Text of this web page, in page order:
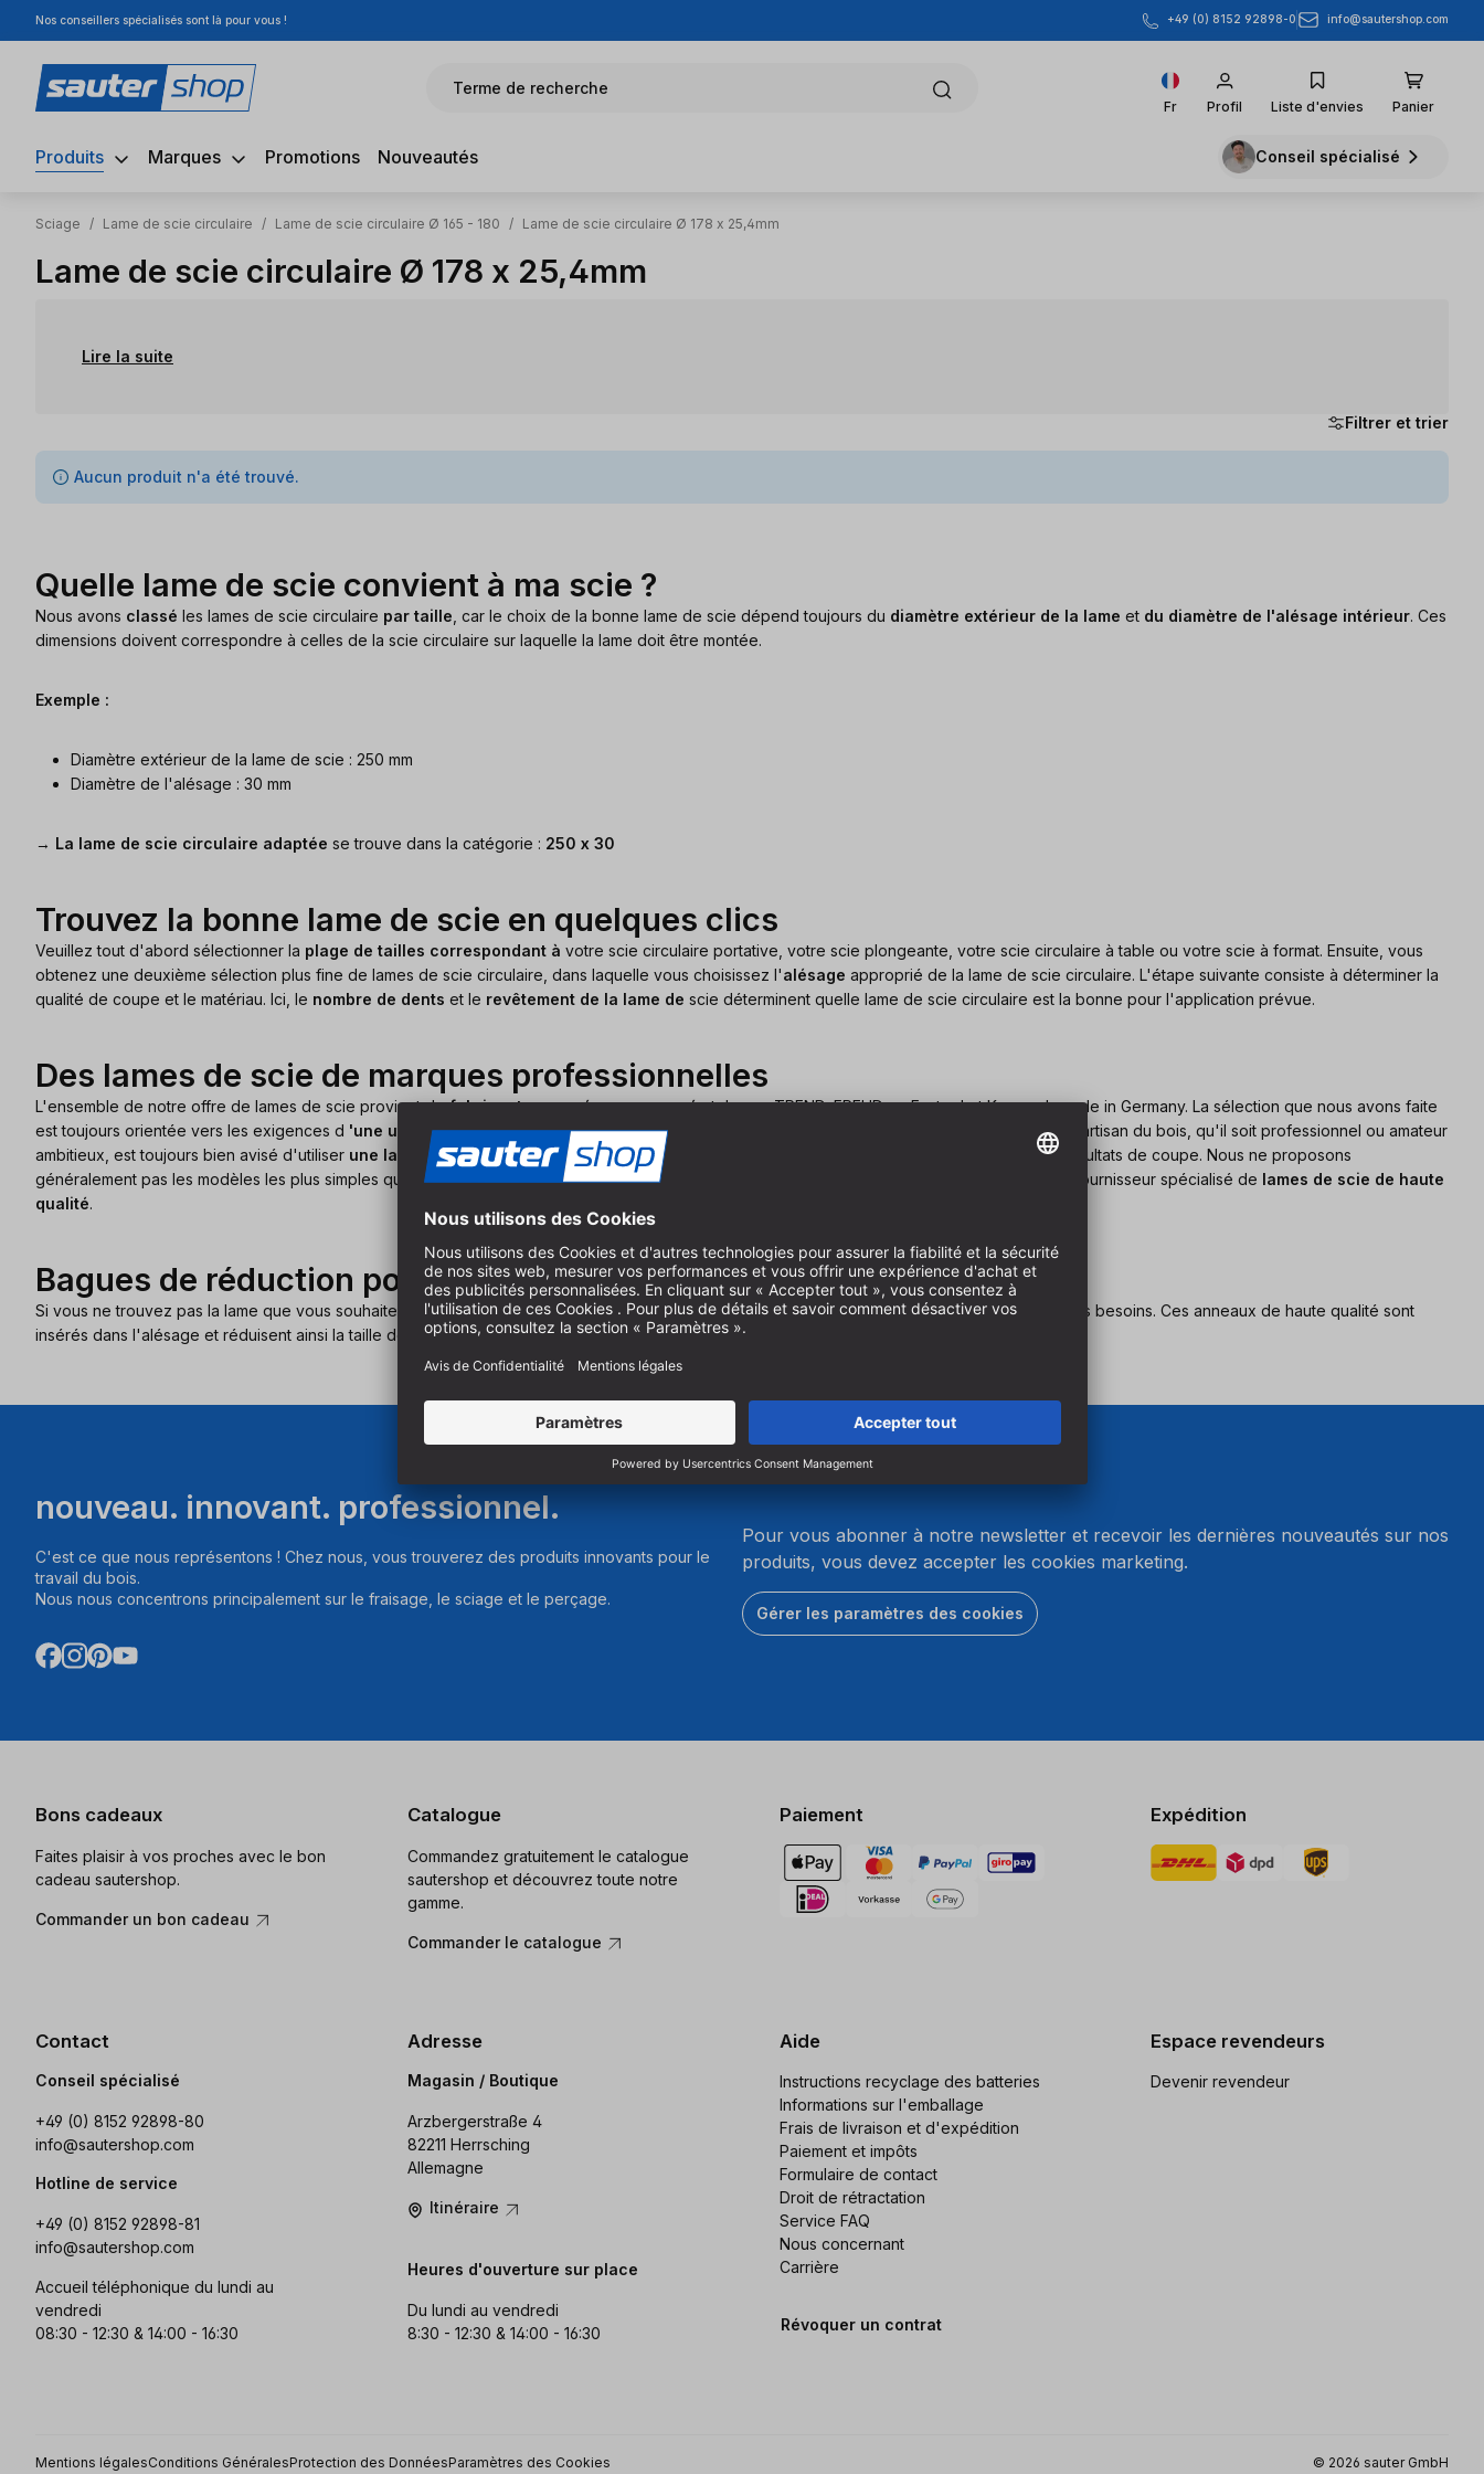
au contenu principal
Passer à la recherche
Passer à la navigation principale
Nos conseillers spécialisés sont là pour vous ! +49 (0) 8152 92898-0 info@sautershop.com
Terme de recherche
Fr Profil Liste d'envies Panier
Produits Marques Promotions Nouveautés Conseil spécialisé
Sciage / Lame de scie circulaire / Lame de scie circulaire Ø 165 - 180 / Lame de scie circulaire Ø 178 x 25,4mm
Lame de scie circulaire Ø 178 x 25,4mm
Lire la suite
Filtrer et trier
Aucun produit n'a été trouvé.
Quelle lame de scie convient à ma scie ?
Nous avons classé les lames de scie circulaire par taille , car le choix de la bonne lame de scie dépend toujours du diamètre extérieur de la lame et du diamètre de l'alésage intérieur. Ces
dimensions doivent correspondre à celles de la scie circulaire sur laquelle la lame doit être montée.
Exemple :
Diamètre extérieur de la lame de scie : 250 mm
Diamètre de l'alésage : 30 mm
→ La lame de scie circulaire adaptée se trouve dans la catégorie : 250 x 30
Trouvez la bonne lame de scie en quelques clics
Veuillez tout d'abord sélectionner la plage de tailles correspondant à votre scie circulaire portative, votre scie plongeante, votre scie circulaire à table ou votre scie à format. Ensuite, vous
obtenez une deuxième sélection plus fine de lames de scie circulaire, dans laquelle vous choisissez l'alésage approprié de la lame de scie circulaire. L'étape suivante consiste à déterminer la
qualité de coupe et le matériau. Ici, le nombre de dents et le revêtement de la lame de scie déterminent quelle lame de scie circulaire est la bonne pour l'application prévue.
Des lames de scie de marques professionnelles
L'ensemble de notre offre de lames de scie provient defabricants européens renomméstels que TREND, FREUD ou Festool et Karnasch made in Germany. La sélection que nous avons faite
est toujours orientée vers les exigences d 'une utilisation professionnellepar la menuiserie ou l'industrie de transformation du bois. Chaque artisan du bois, qu'il soit professionnel ou amateur
ambitieux, est toujours bien avisé d'utiliser une lame de scie circulaire de haute qualité
. Cela garantit la sécurité du travail et les meilleurs résultats de coupe. Nous ne proposons
généralement pas les modèles les plus simples que l'on trouve dans les grandes surfaces. Faites confiance à notre connaissance en tant que fournisseur spécialisé de lames de scie de haute
qualité.
Bagues de réduction pour votre lame de scie
Si vous ne trouvez pas la lame que vous souhaitez dans votre sélection de tailles, unebague de réductionpeut être une solution adaptée à vos besoins. Ces anneaux de haute qualité sont
insérés dans l'alésage et réduisent ainsi la taille de l'alésage de la lame de scie.
nouveau. innovant. professionnel.
C'est ce que nous représentons ! Chez nous, vous trouverez des produits innovants pour le
travail du bois.
Nous nous concentrons principalement sur le fraisage, le sciage et le perçage.
Pour vous abonner à notre newsletter et recevoir les dernières nouveautés sur nos
produits, vous devez accepter les cookies marketing.
Gérer les paramètres des cookies
Bons cadeaux
Faites plaisir à vos proches avec le bon
cadeau sautershop.
Commander un bon cadeau
Catalogue
Commandez gratuitement le catalogue
sautershop et découvrez toute notre
gamme.
Commander le catalogue
Paiement Expédition
Contact
Conseil spécialisé
+49 (0) 8152 92898-80
info@sautershop.com
Hotline de service
+49 (0) 8152 92898-81
info@sautershop.com
Accueil téléphonique du lundi au
vendredi
08:30 - 12:30 & 14:00 - 16:30
Adresse
Magasin / Boutique
Arzbergerstraße 4
82211 Herrsching
Allemagne
Itinéraire
Heures d'ouverture sur place
Du lundi au vendredi
8:30 - 12:30 & 14:00 - 16:30
Aide
Instructions recyclage des batteries
Informations sur l'emballage
Frais de livraison et d'expédition
Paiement et impôts
Formulaire de contact
Droit de rétractation
Service FAQ
Nous concernant
Carrière
Révoquer un contrat
Espace revendeurs
Devenir revendeur
Mentions légalesConditions GénéralesProtection des DonnéesParamètres des Cookies
© 2026 sauter GmbH